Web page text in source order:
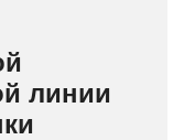
линии